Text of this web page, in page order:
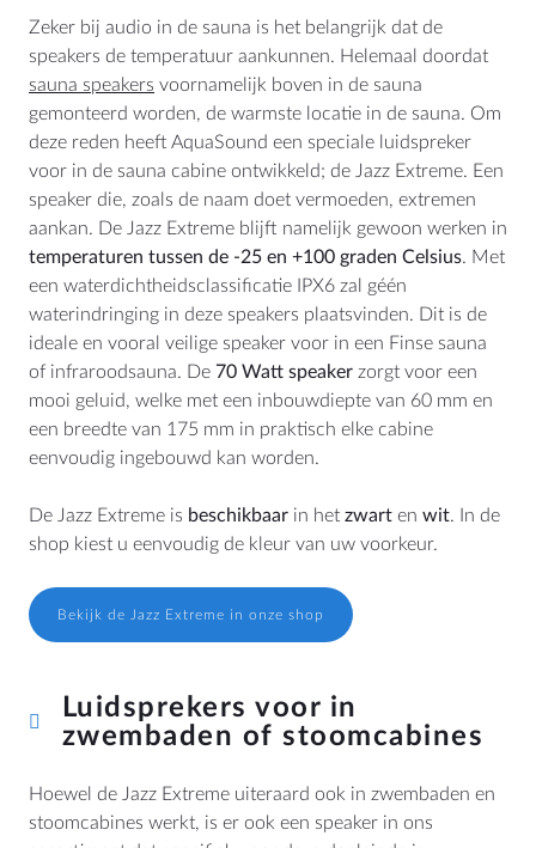
Zeker bij audio in de sauna is het belangrijk dat de
speakers de temperatuur aankunnen. Helemaal doordat
sauna speakers voornamelijk boven in de sauna
gemonteerd worden, de warmste locatie in de sauna. Om
deze reden heeft AquaSound een speciale luidspreker
voor in de sauna cabine ontwikkeld; de Jazz Extreme. Een
speaker die, zoals de naam doet vermoeden, extremen
aankan. De Jazz Extreme blijft namelijk gewoon werken in
temperaturen tussen de -25 en +100 graden Celsius. Met
een waterdichtheidsclassificatie IPX6 zal géén
waterindringing in deze speakers plaatsvinden. Dit is de
ideale en vooral veilige speaker voor in een Finse sauna
of infraroodsauna. De 70 Watt speaker zorgt voor een
mooi geluid, welke met een inbouwdiepte van 60 mm en
een breedte van 175 mm in praktisch elke cabine
eenvoudig ingebouwd kan worden.
De Jazz Extreme is beschikbaar in het zwart en wit. In de
shop kiest u eenvoudig de kleur van uw voorkeur.
Bekijk de Jazz Extreme in onze shop
Luidsprekers voor in
zwembaden of stoomcabines
Hoewel de Jazz Extreme uiteraard ook in zwembaden en
stoomcabines werkt, is er ook een speaker in ons